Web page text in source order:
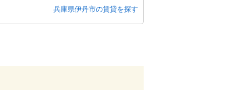
兵庫県伊丹市の賃貸を探す